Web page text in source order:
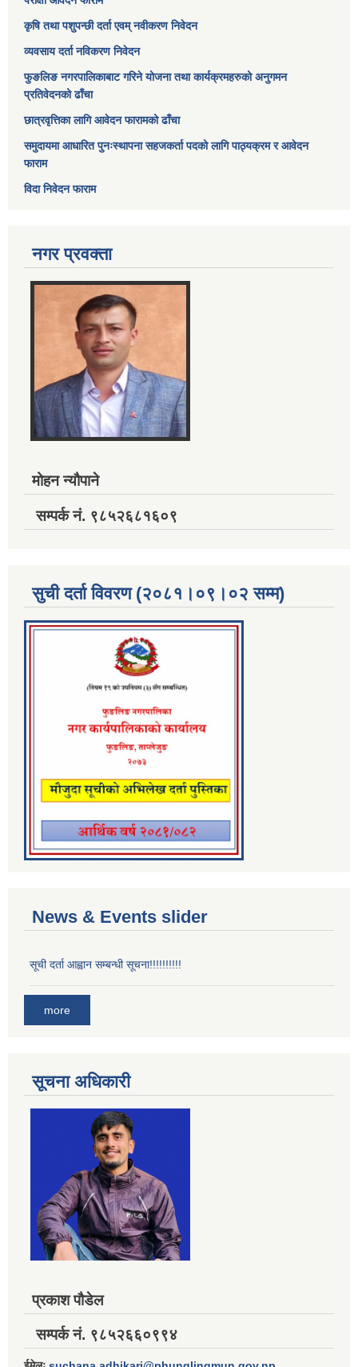
कृषि तथा पशुपन्छी दर्ता एवम् नवीकरण निवेदन
व्यवसाय दर्ता नविकरण निवेदन
फुङलिङ नगरपालिकाबाट गरिने योजना तथा कार्यक्रमहरुको अनुगमन
प्रतिवेदनको ढाँचा
छात्रवृत्तिका लागि आवेदन फारामको ढाँचा
समुदायमा आधारित पुनःस्थापना सहजकर्ता पदको लागि पाठ्यक्रम र आवेदन
फाराम
विदा निवेदन फाराम
नगर प्रवक्ता
मोहन न्यौपाने
सम्पर्क नं. ९८५२६८१६०९
सुची दर्ता विवरण (२०८१।०९।०२ सम्म)
News & Events slider
सूची दर्ता आह्वान सम्बन्धी सूचना!!!!!!!!!!
more
सूचना अधिकारी
प्रकाश पौडेल
सम्पर्क नं. ९८५२६६०९९४